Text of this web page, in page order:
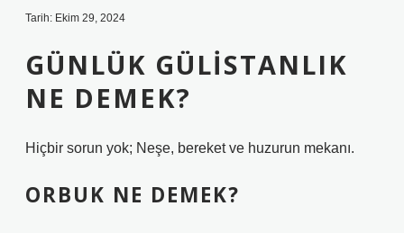
Tarih: Ekim 29, 2024
GÜNLÜK GÜLISTANLIK
NE DEMEK?
Hiçbir sorun yok; Neşe, bereket ve huzurun mekanı.
ORBUK NE DEMEK?